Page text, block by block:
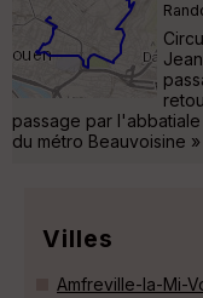
passage par
du métro Beauvoisine »
Villes
Amfreville-la-Mi-